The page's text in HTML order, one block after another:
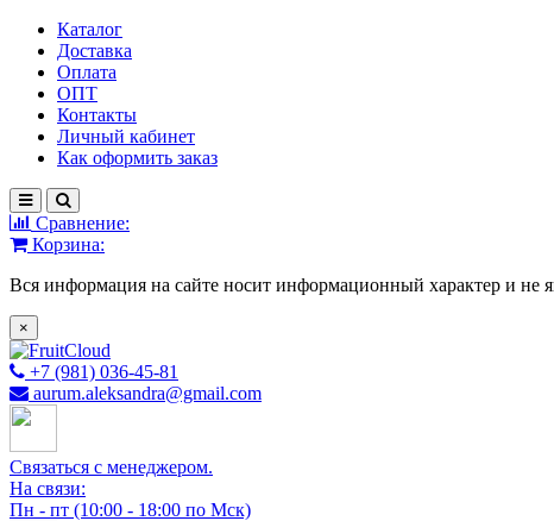
Каталог
Доставка
Оплата
ОПТ
Контакты
Личный кабинет
Как оформить заказ
Сравнение:
Корзина:
Вся информация на сайте носит информационный характер и не
×
+7 (981) 036-45-81
aurum.aleksandra@gmail.com
Связаться с менеджером.
На связи:
Пн - пт (10:00 - 18:00 по Мск)